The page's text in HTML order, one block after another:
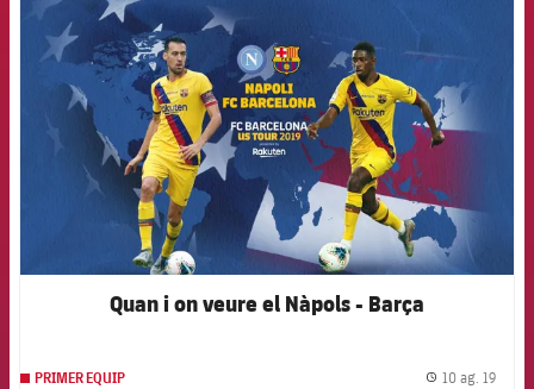
Quan i on veure el Nàpols - Barça
PRIMER EQUIP 10 ag. 19